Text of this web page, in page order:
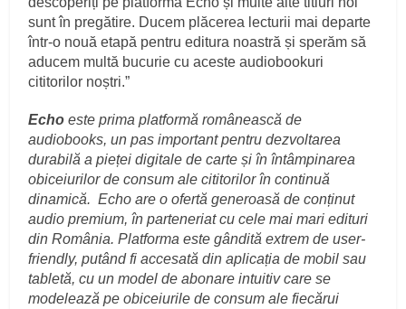
sunt în pregătire. Ducem plăcerea lecturii mai departe
într-o nouă etapă pentru editura noastră și sperăm să
aducem multă bucurie cu aceste audiobookuri
cititorilor noștri.”
Echoeste prima platformă românească de
audiobooks, un pas important pentru dezvoltarea
durabilă a pieței digitale de carte și în întâmpinarea
obiceiurilor de consum ale cititorilor în continuă
dinamică. Echo are o ofertă generoasă de conținut
audio premium, în parteneriat cu cele mai mari edituri
din România. Platforma este gândită extrem de user-
friendly, putând fi accesată din aplicația de mobil sau
tabletă, cu un model de abonare intuitiv care se
modelează pe obiceiurile de consum ale fiecărui